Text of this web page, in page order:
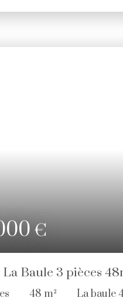
Charges annuelles :
€
Baule 3 pièces
48 m²
La baule